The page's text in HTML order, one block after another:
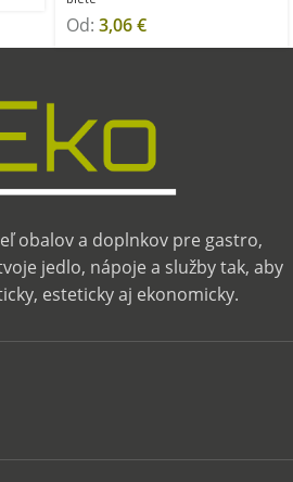
Od: 3,06€
obalov a doplnkov pre gastro,
jedlo, nápoje a služby tak, aby
esteticky aj ekonomicky.